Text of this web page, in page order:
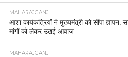
MAHARAJGANJ
आशा कार्यकत्रियों ने मुख्यमंत्री को सौंपा ज्ञापन,
मांगों को लेकर उठाई आवाज
MAHARAJGANJ